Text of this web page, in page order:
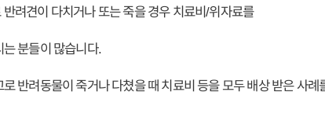
려견이 다치거나 또는 죽을 경우 치료비/위자료를
분들이 많습니다.
반려동물이 죽거나 다쳤을 때 치료비 등을 모두 배상 받은 사